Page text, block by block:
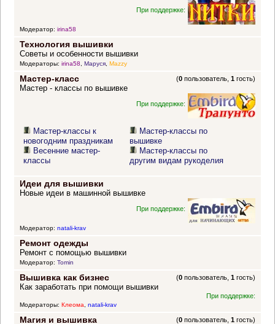
При поддержке:
Модератор: irina58
Технология вышивки
Советы и особенности вышивки
Модераторы: irina58, Маруся, Mazzy
Мастер-класс (0 пользователь,1 гость)
Мастер - классы по вышивке
При поддержке:
Мастер-классы к
новогодним праздникам
Весенние мастер-
классы
Мастер-классы по
вышивке
Мастер-классы по
другим видам рукоделия
Идеи для вышивки
Новые идеи в машинной вышивке
При поддержке:
Модератор: natali-krav
Ремонт одежды
Ремонт с помощью вышивки
Модератор: Tomin
Вышивка как бизнес (0 пользователь,1 гость)
Как заработать при помощи вышивки
При поддержке:
Модераторы: Клеома, natali-krav
Магия и вышивка (0 пользователь,1 гость)